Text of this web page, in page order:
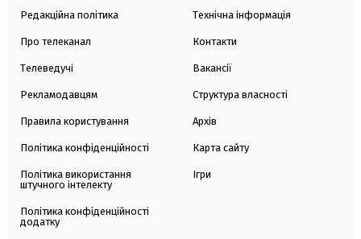
Редакційна політика
Про телеканал
Телеведучі
Рекламодавцям
Правила користування
Політика конфіденційності
Політика використання
штучного інтелекту
Політика конфіденційності
додатку
Технічна інформація
Контакти
Вакансії
Структура власності
Архів
Карта сайту
Ігри